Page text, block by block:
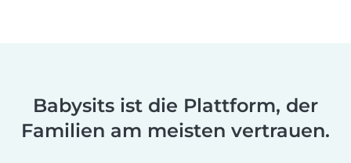
Babysits ist die Plattform, der
Familien am meisten vertrauen.